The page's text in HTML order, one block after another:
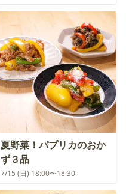
夏野菜！パプリカのおか
ず３品
7/15 (日) 18:00〜18:30